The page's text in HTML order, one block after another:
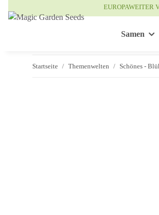
EUROPAWEITER
Samen
Startseite Themenwelten Schönes -